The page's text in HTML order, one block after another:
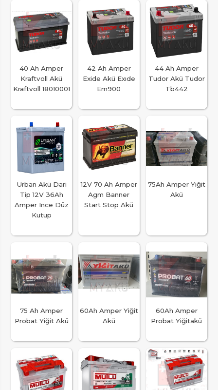
40 Ah Amper
Kraftvoll Akü
Kraftvoll 18010001
42 Ah Amper
Exide Akü Exıde
Em900
44 Ah Amper
Tudor Akü Tudor
Tb442
Urban Akü Dari
Tip 12V 36Ah
Amper Ince Düz
Kutup
12V 70 Ah Amper
Agm Banner
Start Stop Akü
75Ah Amper Yiğit
Akü
75 Ah Amper
Probat Yiğit Akü
60Ah Amper Yiğit
Akü
60Ah Amper
Probat Yiğitakü